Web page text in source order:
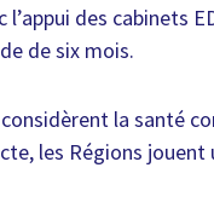
l’appui des
de six mois.
la santé
les Régions